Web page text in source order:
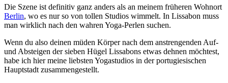
Die Szene ist definitiv ganz anders als an meinem früheren Wohnort
Berlin, wo es nur so von tollen Studios wimmelt. In Lissabon muss
man wirklich nach den wahren Yoga-Perlen suchen.
Wenn du also deinen müden Körper nach dem anstrengenden Auf-
und Absteigen der sieben Hügel Lissabons etwas dehnen möchtest,
habe ich hier meine liebsten Yogastudios in der portugiesischen
Hauptstadt zusammengestellt.